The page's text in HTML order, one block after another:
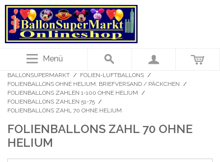
Menü
BALLONSUPERMARKT / FOLIEN-LUFTBALLONS /
FOLIENBALLONS OHNE HELIUM. BRIEFVERSAND / PÄCKCHEN /
FOLIENBALLONS ZAHLEN 1-100 OHNE HELIUM /
FOLIENBALLONS ZAHLEN 51-75 /
FOLIENBALLONS ZAHL 70 OHNE HELIUM
FOLIENBALLONS ZAHL 70 OHNE
HELIUM